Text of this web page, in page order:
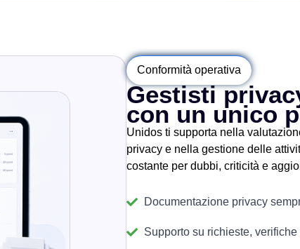
Conformità operativa
Gestisti
con un unico
Unidos ti supporta nella
privacy e nella gestione delle
costante per dubbi, criticità e
Documentazione privacy
Supporto su richieste, verifiche